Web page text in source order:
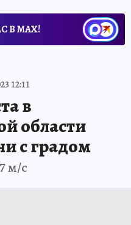
В МАХ!
12:11
в
области
с градом
м/с